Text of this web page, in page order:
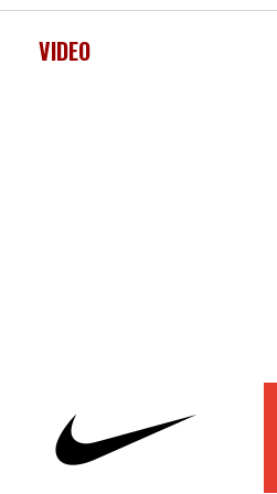
VIDEO